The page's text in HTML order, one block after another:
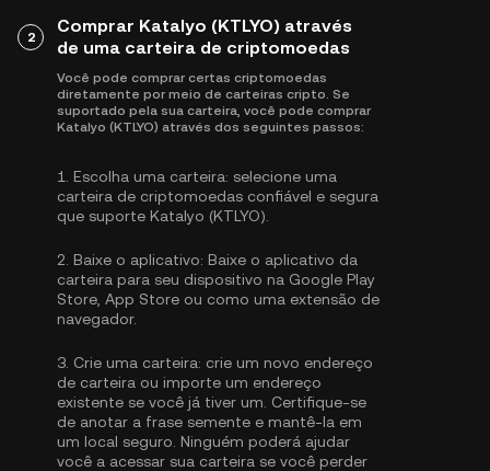
2
Comprar Katalyo (KTLYO) através
de uma carteira de criptomoedas
Você pode comprar certas criptomoedas
diretamente por meio de carteiras cripto. Se
suportado pela sua carteira, você pode comprar
Katalyo (KTLYO) através dos seguintes passos:
1. Escolha uma carteira: selecione uma
carteira de criptomoedas confiável e segura
que suporte Katalyo (KTLYO).
2. Baixe o aplicativo: Baixe o aplicativo da
carteira para seu dispositivo na Google Play
Store, App Store ou como uma extensão de
navegador.
3. Crie uma carteira: crie um novo endereço
de carteira ou importe um endereço
existente se você já tiver um. Certifique-se
de anotar a frase semente e mantê-la em
um local seguro. Ninguém poderá ajudar
você a acessar sua carteira se você perder